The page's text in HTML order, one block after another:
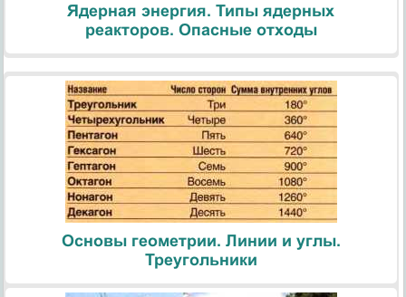
Ядерная энергия. Типы ядерных
реакторов. Опасные отходы
Основы геометрии. Линии и углы.
Треугольники